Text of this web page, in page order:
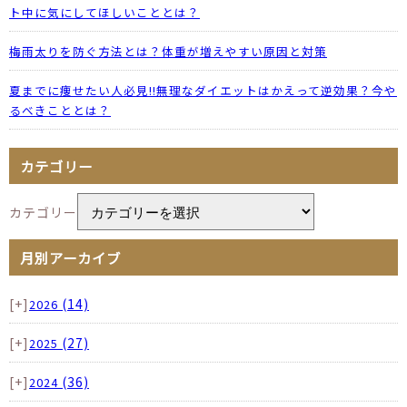
ト中に気にしてほしいこととは？
梅雨太りを防ぐ方法とは？体重が増えやすい原因と対策
夏までに痩せたい人必見!!無理なダイエットはかえって逆効果？今や
るべきこととは？
カテゴリー
カテゴリー
月別アーカイブ
[+] 2026 (14)
[+] 2025 (27)
[+] 2024 (36)